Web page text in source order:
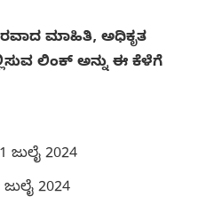
ಮಾಹಿತಿ, ಅಧಿಕೃತ
ಲಿಂಕ್ ಅನ್ನು ಈ ಕೆಳೆಗೆ
ಜುಲೈ 2024
ಜುಲೈ 2024